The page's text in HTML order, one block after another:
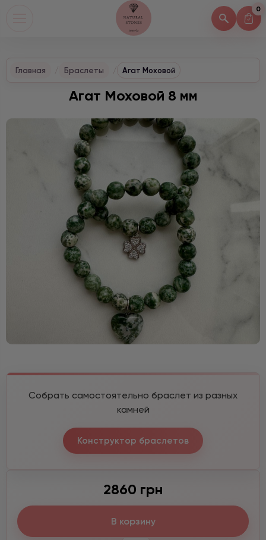
0
Главная Браслеты Агат Моховой
Агат Моховой 8 мм
Собрать самостоятельно браслет из разных
камней
Конструктор браслетов
2860 грн
В корзину